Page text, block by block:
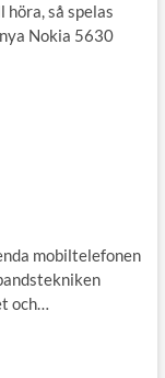
så spelas
Nokia 5630
mobiltelefonen
och…